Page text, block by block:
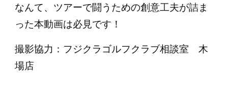
なんて、ツアーで闘うための創意工夫が詰ま
った本動画は必見です！
撮影協力：フジクラゴルフクラブ相談室 木
場店